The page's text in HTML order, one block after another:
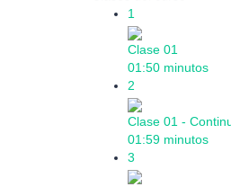
1
Clase 01
01:50 minutos
2
Clase 01 -
01:59 minutos
3